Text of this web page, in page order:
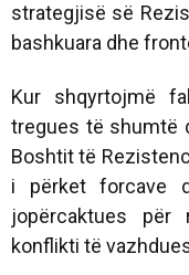
strategjisë së
bashkuara dhe
Kur shqyrtojmë
tregues të shumtë
Boshtit të
i përket forcave
jopërcaktues për
konflikti të